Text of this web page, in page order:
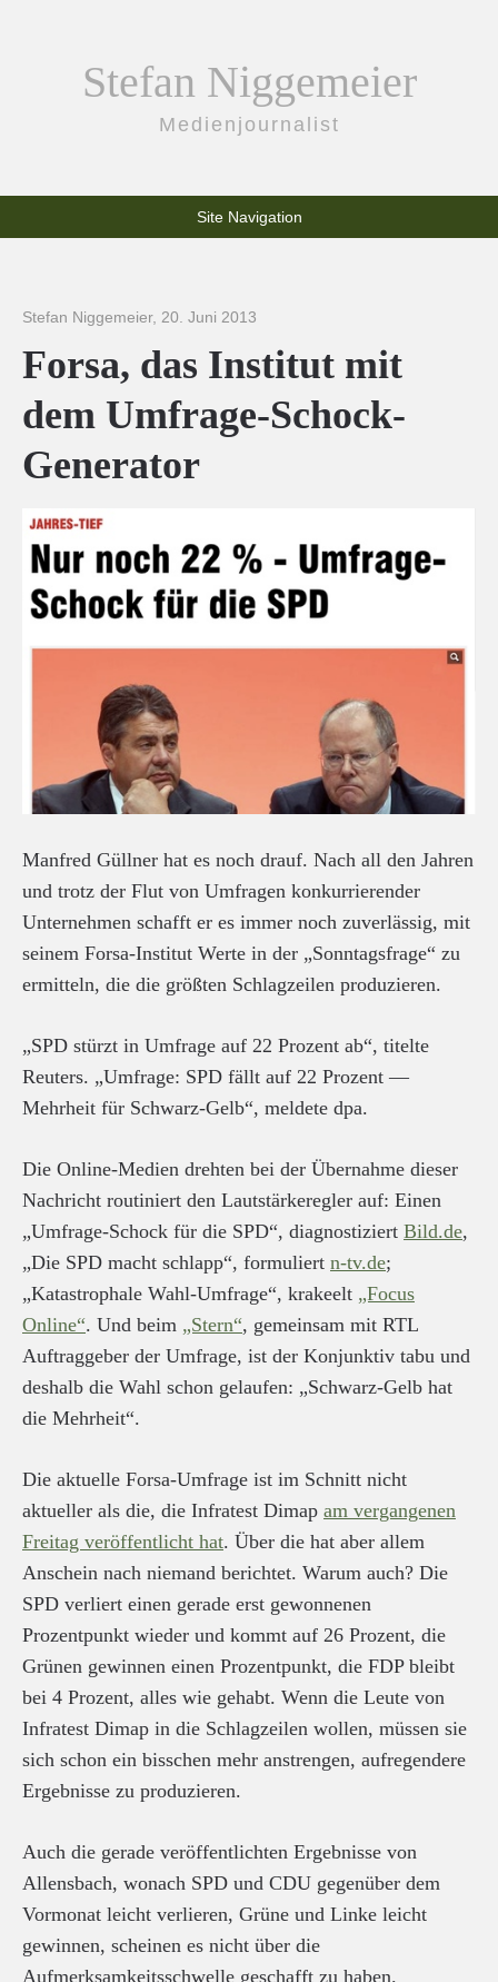
Stefan Niggemeier
Medienjournalist
Site Navigation
Stefan Niggemeier, 20. Juni 2013
Forsa, das Institut mit
dem Umfrage-Schock-
Generator
Manfred Güllner hat es noch drauf. Nach all den Jahren
und trotz der Flut von Umfragen konkurrierender
Unternehmen schafft er es immer noch zuverlässig, mit
seinem Forsa-Institut Werte in der „Sonntagsfrage“ zu
ermitteln, die die größten Schlagzeilen produzieren.
„SPD stürzt in Umfrage auf 22 Prozent ab“, titelte
Reuters. „Umfrage: SPD fällt auf 22 Prozent —
Mehrheit für Schwarz-Gelb“, meldete dpa.
Die Online-Medien drehten bei der Übernahme dieser
Nachricht routiniert den Lautstärkeregler auf: Einen
„Umfrage-Schock für die SPD“, diagnostiziert Bild.de,
„Die SPD macht schlapp“, formuliert n-tv.de;
„Katastrophale Wahl-Umfrage“, krakeelt „Focus
Online“. Und beim „Stern“, gemeinsam mit RTL
Auftraggeber der Umfrage, ist der Konjunktiv tabu und
deshalb die Wahl schon gelaufen: „Schwarz-Gelb hat
die Mehrheit“.
Die aktuelle Forsa-Umfrage ist im Schnitt nicht
aktueller als die, die Infratest Dimap am vergangenen
Freitag veröffentlicht hat. Über die hat aber allem
Anschein nach niemand berichtet. Warum auch? Die
SPD verliert einen gerade erst gewonnenen
Prozentpunkt wieder und kommt auf 26 Prozent, die
Grünen gewinnen einen Prozentpunkt, die FDP bleibt
bei 4 Prozent, alles wie gehabt. Wenn die Leute von
Infratest Dimap in die Schlagzeilen wollen, müssen sie
sich schon ein bisschen mehr anstrengen, aufregendere
Ergebnisse zu produzieren.
Auch die gerade veröffentlichten Ergebnisse von
Allensbach, wonach SPD und CDU gegenüber dem
Vormonat leicht verlieren, Grüne und Linke leicht
gewinnen, scheinen es nicht über die
Aufmerksamkeitsschwelle geschafft zu haben.